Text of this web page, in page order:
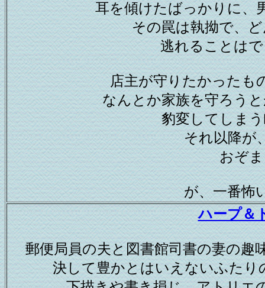
耳を傾けたばっかりに、
その罠は執拗で、
逃れることは
店主が守りたかったも
なんとか家族を守ろう
豹変してしま
それ以降が
おぞ
が、一番
ハープ＆
郵便局員の夫と図書館司書の妻の趣
決して豊かとはいえないふたり